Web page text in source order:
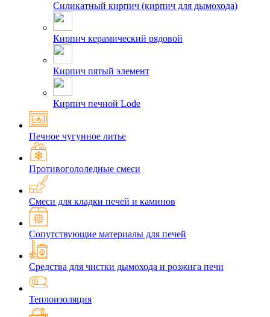
Силикатный кирпич (кирпич для дымохода)
Кирпич керамический рядовой
Кирпич пятый элемент
Кирпич печной Lode
Печное чугунное литье
Противогололедные смеси
Смеси для кладки печей и каминов
Сопутствующие материалы для печей
Средства для чистки дымохода и розжига печи
Теплоизоляция